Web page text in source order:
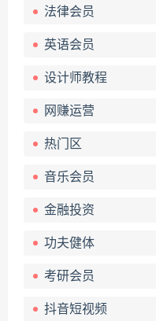
法律会员
英语会员
设计师教程
网赚运营
热门区
音乐会员
金融投资
功夫健体
考研会员
抖音短视频